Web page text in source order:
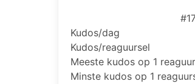
Kudos/dag
Kudos/reaguursel
Meeste kudos op 1
Minste kudos op 1